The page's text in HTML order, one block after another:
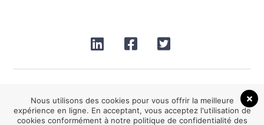
Nous utilisons des cookies pour vous offrir la meilleure
expérience en ligne. En acceptant, vous acceptez l'utilisation de
cookies conformément à notre politique de confidentialité des